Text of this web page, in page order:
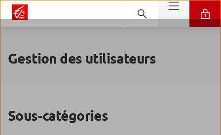
Gestion des utilisateurs
Sous-catégories